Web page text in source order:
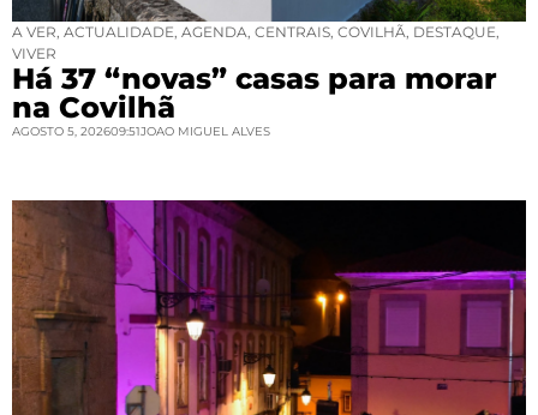
A VER, ACTUALIDADE, AGENDA, CENTRAIS, COVILHÃ, DESTAQUE,
VIVER
Há 37 “novas” casas para morar
na Covilhã
AGOSTO 5, 202609:51JOAO MIGUEL ALVES